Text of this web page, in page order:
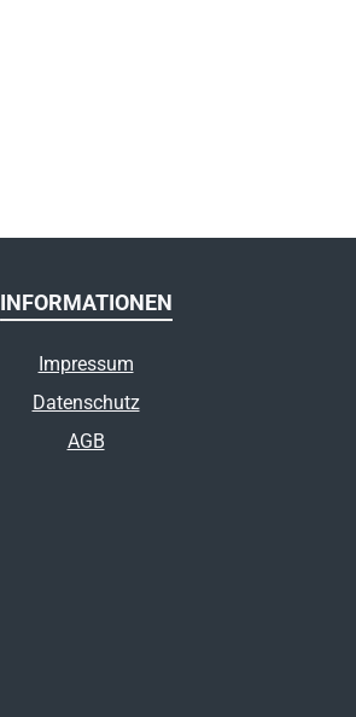
INFORMATIONEN
Impressum
Datenschutz
AGB